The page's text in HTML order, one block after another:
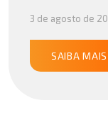
para empresas
especialmente
3 de agosto de
SAIBA MAIS